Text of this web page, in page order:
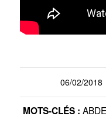
06/02/2018
/
MOTS-CLÉS :